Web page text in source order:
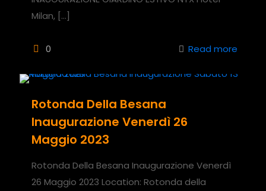
Milan, […]
0 Read more
Rotonda Della Besana
Inaugurazione Venerdì 26
Maggio 2023
Rotonda Della Besana Inaugurazione Venerdì
26 Maggio 2023 Location: Rotonda della